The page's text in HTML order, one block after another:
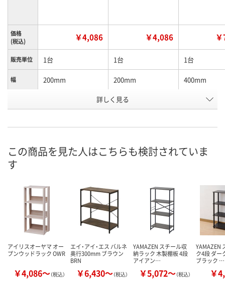
価格
(税込)
￥4,086 ￥4,086
販売単位 1台 1台 1台
幅 200mm 200mm 400mm
ブラウン ナチュラル
号
お届け日
メーカー都合により
販売停止中です
数量
カゴへ カ
詳しく見る
この商品を見た人はこちらも検討されていま
す
アイリスオーヤマ オー
プンウッドラック OWR
￥4,086～（税込）
エイ・アイ・エス バルネ
奥行300mm ブラウン
BRN
￥6,430～（税込）
YAMAZEN スチール収
納ラック 木製棚板 4段
アイアン…
￥5,072～（税込）
YAMAZEN
ク4段 ダー
ブラック …
￥